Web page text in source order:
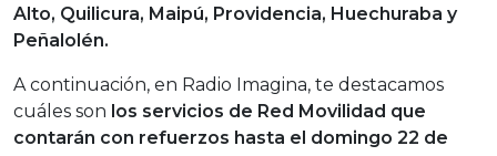
Alto, Quilicura, Maipú, Providencia, Huechuraba y
Peñalolén.
A continuación, en Radio Imagina, te destacamos
cuáles son los servicios de Red Movilidad que
contarán con refuerzos hasta el domingo 22 de